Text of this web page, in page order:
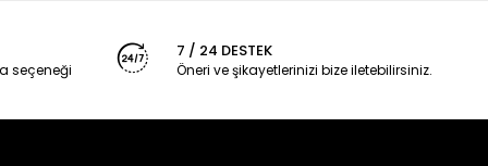
seçeneği
7 / 24 DESTEK
Öneri ve şikayetlerinizi bize iletebilirsiniz.